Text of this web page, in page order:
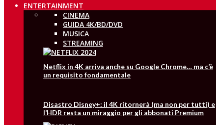
ENTERTAINMENT
CINEMA
GUIDA 4K/BD/DVD
MUSICA
STREAMING
Netflix in 4K arriva anche su Google Chrome… ma c’è
un requisito fondamentale
Disastro Disney+: il 4K ritornerà (ma non per tutti) e
l’HDR resta un miraggio per gli abbonati Premium